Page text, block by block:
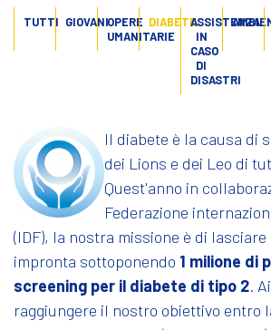
TUTTI GIOVANIOPERE
UMANITARIE
DIABETEASSISTENZA
IN
CASO
DI
DISASTRI
Il diabete è la causa di
dei Lions e dei Leo di
Quest'anno in
Federazione
(IDF), la nostra missione è di
impronta sottoponendo 1 milione di
screening per il diabete di tipo 2.
raggiungere il nostro obiettivo entro